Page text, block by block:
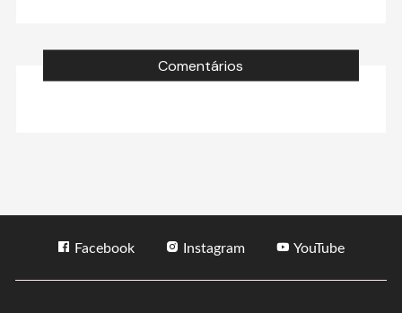
Comentários
Facebook Instagram YouTube